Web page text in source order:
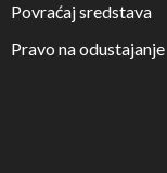
Povraćaj sredstava
Pravo na odustajanje